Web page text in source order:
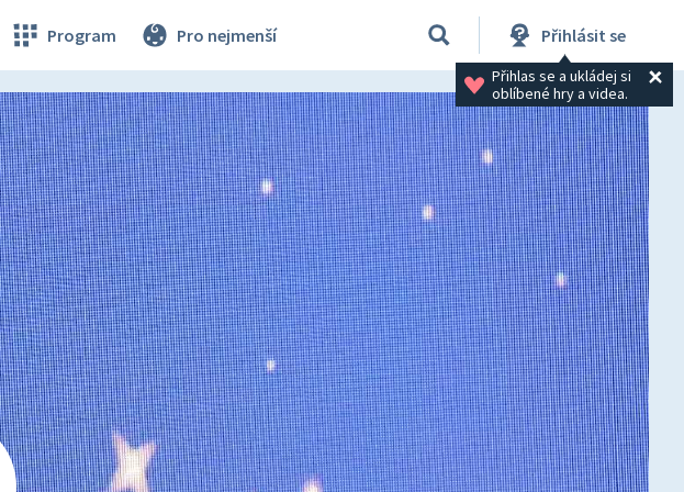
Program Pro nejmenší Přihlásit se
Přihlas se a ukládej si
oblíbené hry a videa.